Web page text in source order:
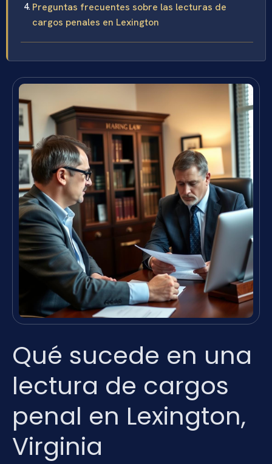
Preguntas frecuentes sobre las lecturas de
cargos penales en Lexington
Qué sucede en una
lectura de cargos
penal en Lexington,
Virginia